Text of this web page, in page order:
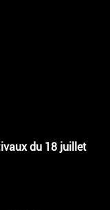
du 18 juillet